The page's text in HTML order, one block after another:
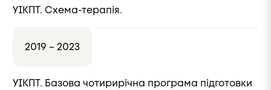
УІКПТ. Схема-терапія.
2019 – 2023
УІКПТ. Базова чотирирічна програма підготовки